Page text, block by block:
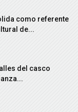
como referente
de...
del casco